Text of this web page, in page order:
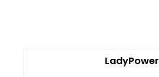
LadyPower